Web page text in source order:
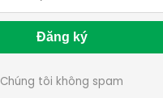
Chúng tôi không spam